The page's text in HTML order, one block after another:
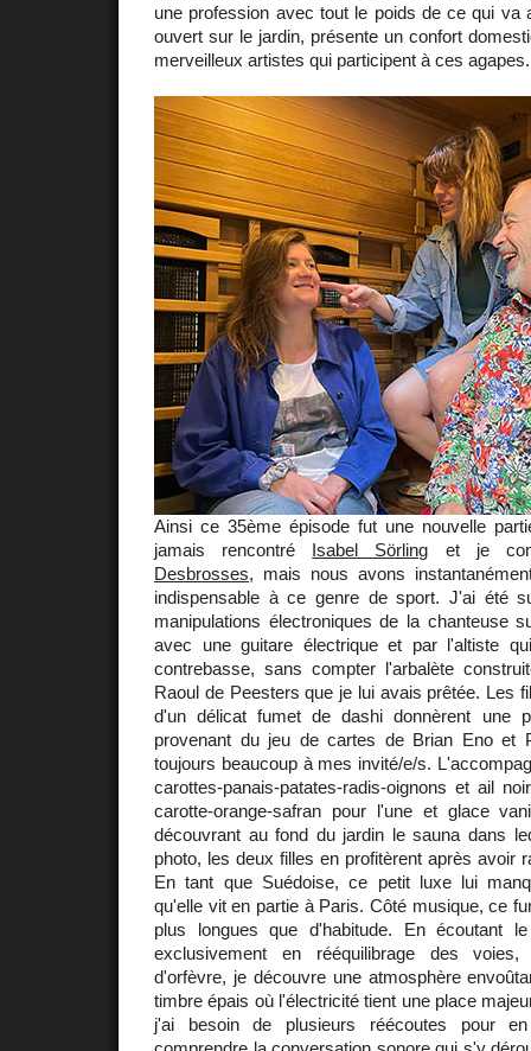
une profession avec tout le poids de ce qui va
ouvert sur le jardin, présente un confort
merveilleux artistes qui participent à ces agapes.
Ainsi ce 35ème épisode fut une nouvelle
jamais rencontré Isabel Sörling et je
Desbrosses, mais nous avons
indispensable à ce genre de sport. J'ai été
manipulations électroniques de la chanteuse
avec une guitare électrique et par l'altiste
contrebasse, sans compter l'arbalète
Raoul de Peesters que je lui avais prêtée. Les
d'un délicat fumet de dashi donnèrent une
provenant du jeu de cartes de Brian Eno et
toujours beaucoup à mes invité/e/s.
carottes-panais-patates-radis-oignons et ail
carotte-orange-safran pour l'une et glace
découvrant au fond du jardin le sauna dans
photo, les deux filles en profitèrent après avoir
En tant que Suédoise, ce petit luxe lui
qu'elle vit en partie à Paris. Côté musique, ce
plus longues que d'habitude. En écoutant
exclusivement en rééquilibrage des
d'orfèvre, je découvre une atmosphère
timbre épais où l'électricité tient une place
j'ai besoin de plusieurs réécoutes pour